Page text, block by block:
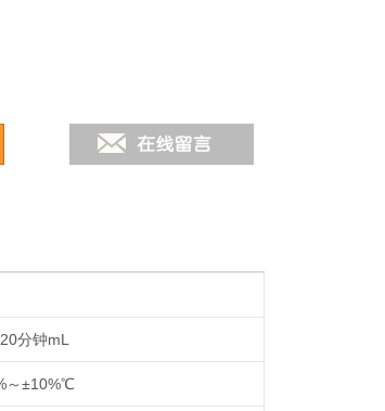
分钟mL
～±10%℃